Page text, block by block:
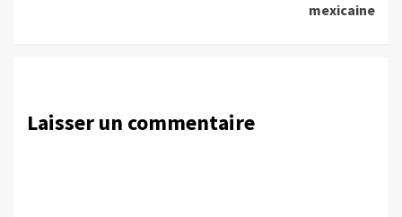
mexicaine
Laisser un commentaire